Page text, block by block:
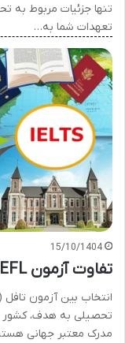
تنها جزئیات مربوط به
تعهدات شما به…
15/10/1404
تفاوت آزمون TOEFL و IELTS در مهاجرت تحصیلی
تحصیلی به هدف، کشور
مدرک معتبر جهانی